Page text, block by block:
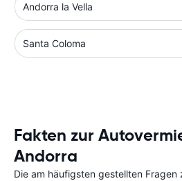
Andorra la Vella
Santa Coloma
Fakten zur
Andorra
Die am häufigsten gestellten Fragen